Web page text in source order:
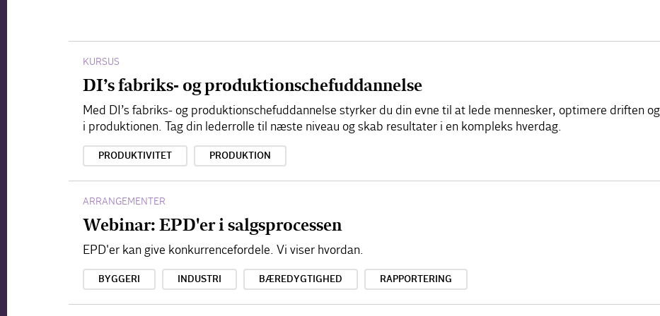
KURSUS
DI’s fabriks- og produktionschefuddannelse
Med DI’s fabriks- og produktionschefuddannelse styrker du din evne til at lede mennesker, optimere driften
i produktionen. Tag din lederrolle til næste niveau og skab resultater i en kompleks hverdag.
PRODUKTIVITET PRODUKTION
ARRANGEMENTER
Webinar: EPD'er i salgsprocessen
EPD'er kan give konkurrencefordele. Vi viser hvordan.
BYGGERI INDUSTRI BÆREDYGTIGHED RAPPORTERING